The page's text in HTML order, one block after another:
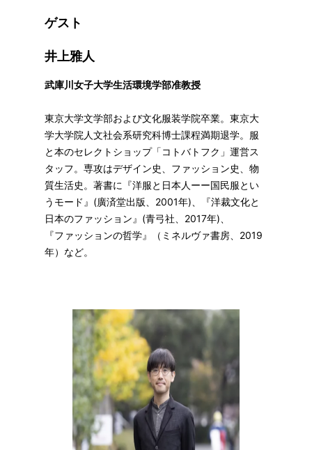
ゲスト
井上雅人
武庫川女子大学生活環境学部准教授
東京大学文学部および文化服装学院卒業。東京大
学大学院人文社会系研究科博士課程満期退学。服
と本のセレクトショップ「コトバトフク」運営ス
タッフ。専攻はデザイン史、ファッション史、物
質生活史。著書に『洋服と日本人ーー国民服とい
うモード』(廣済堂出版、2001年)、『洋裁文化と
日本のファッション』(青弓社、2017年)、
『ファッションの哲学』（ミネルヴァ書房、2019
年）など。